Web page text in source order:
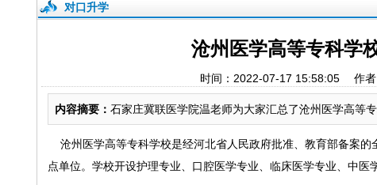
对口升学
沧州医学高等专科学
时间：2022-07-17 15:58:05 作
内容摘要： 石家庄冀联医学院温老师为大家汇总了沧州医学高等
沧州医学高等专科学校是经河北省人民政府批准、教育部备案
点单位。学校开设护理专业、口腔医学专业、临床医学专业、中